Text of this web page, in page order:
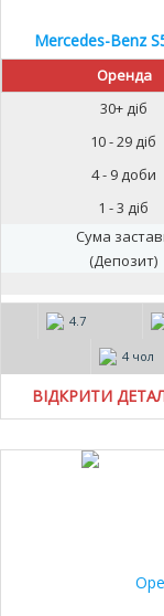
Mercedes-Benz
Оренда
30+ діб
10 - 29 діб
4 - 9 доби
1 - 3 діб
Сума
(Депозит)
4.7
4 чол
ВІДКРИТИ